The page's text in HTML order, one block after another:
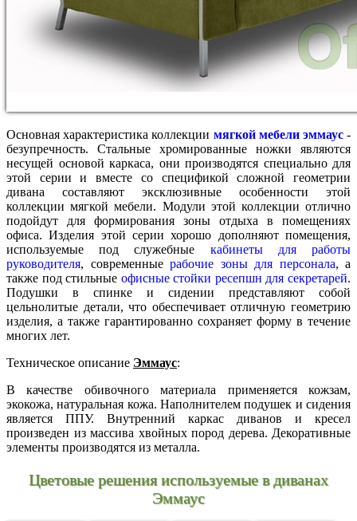
Основная характеристика коллекции мягкой мебели эммаус-
безупречность. Стальные хромированные ножки являются
несущей основой каркаса, они производятся специально для
этой серии и вместе со спецификой сложной геометрии
дивана составляют эксклюзивные особенности этой
коллекции мягкой мебели. Модули этой коллекции отлично
подойдут для формирования зоны отдыха в помещениях
офиса. Изделия этой серии хорошо дополняют помещения,
используемые под служебные кабинеты для работы
руководителя, современные рабочие зоны для персонала, а
также под стильные офисные стойки ресепшн для секретарей.
Подушки в спинке и сидении представляют собой
цельнолитые детали, что обеспечивает отличную геометрию
изделия, а также гарантированно сохраняет форму в течение
многих лет.
Техническое описание Эммаус:
В качестве обивочного материала применяется кожзам,
экокожа, натуральная кожа. Наполнителем подушек и сидения
является ППУ. Внутренний каркас диванов и кресел
произведен из массива хвойных пород дерева. Декоративные
элементы производятся из металла.
Цветовые решения используемые в диванах
Эммаус